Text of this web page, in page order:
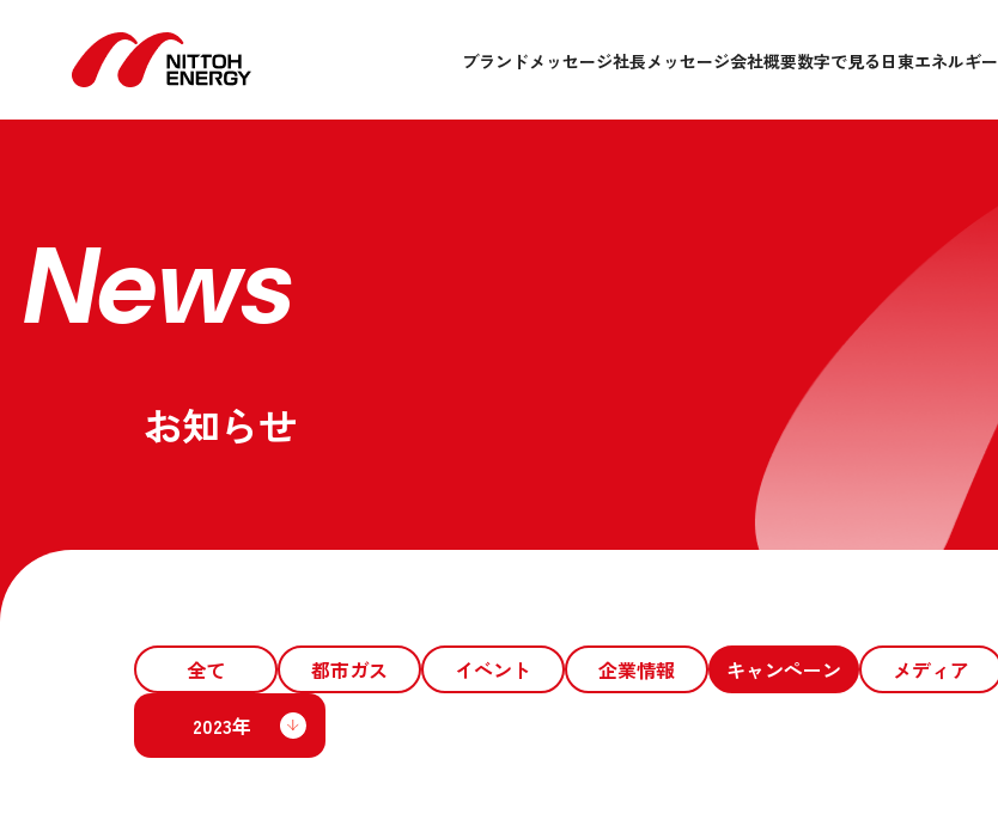
ブランドメッセージ社長メッセージ会社概要数字で見る日東エネルギー
News
お知らせ
全て 都市ガス イベント 企業情報 キャンペーン
メディア
2023年